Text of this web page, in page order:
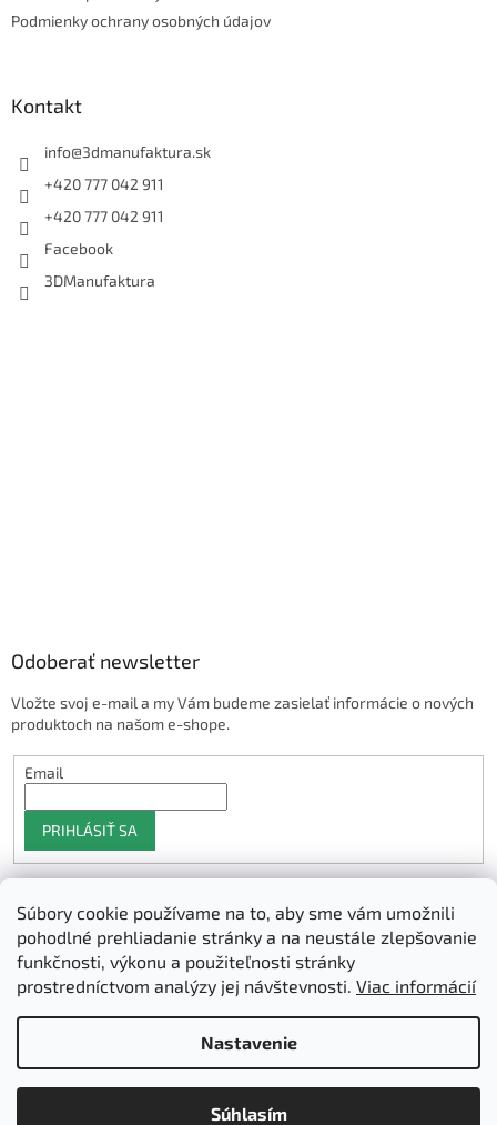
Súbory cookie používame na to, aby sme vám umožnili
pohodlné prehliadanie stránky a na neustále zlepšovanie
funkčnosti, výkonu a použiteľnosti stránky
prostredníctvom analýzy jej návštevnosti. Viac informácií
Nastavenie
Súhlasím
Podmienky ochrany osobných údajov
Kontakt
info@3dmanufaktura.sk
+420 777 042 911
+420 777 042 911
Facebook
3DManufaktura
Odoberať newsletter
Vložte svoj e-mail a my Vám budeme zasielať informácie o nových
produktoch na našom e-shope.
Email
PRIHLÁSIŤ SA
Shoptet.sk
Upraviť nastavenie cookies